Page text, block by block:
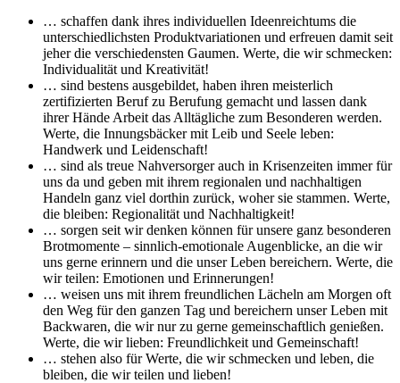
… schaffen dank ihres individuellen Ideenreichtums die
unterschiedlichsten Produktvariationen und erfreuen damit seit
jeher die verschiedensten Gaumen. Werte, die wir schmecken:
Individualität und Kreativität!
… sind bestens ausgebildet, haben ihren meisterlich
zertifizierten Beruf zu Berufung gemacht und lassen dank
ihrer Hände Arbeit das Alltägliche zum Besonderen werden.
Werte, die Innungsbäcker mit Leib und Seele leben:
Handwerk und Leidenschaft!
… sind als treue Nahversorger auch in Krisenzeiten immer für
uns da und geben mit ihrem regionalen und nachhaltigen
Handeln ganz viel dorthin zurück, woher sie stammen. Werte,
die bleiben: Regionalität und Nachhaltigkeit!
… sorgen seit wir denken können für unsere ganz besonderen
Brotmomente – sinnlich-emotionale Augenblicke, an die wir
uns gerne erinnern und die unser Leben bereichern. Werte, die
wir teilen: Emotionen und Erinnerungen!
… weisen uns mit ihrem freundlichen Lächeln am Morgen oft
den Weg für den ganzen Tag und bereichern unser Leben mit
Backwaren, die wir nur zu gerne gemeinschaftlich genießen.
Werte, die wir lieben: Freundlichkeit und Gemeinschaft!
… stehen also für Werte, die wir schmecken und leben, die
bleiben, die wir teilen und lieben!